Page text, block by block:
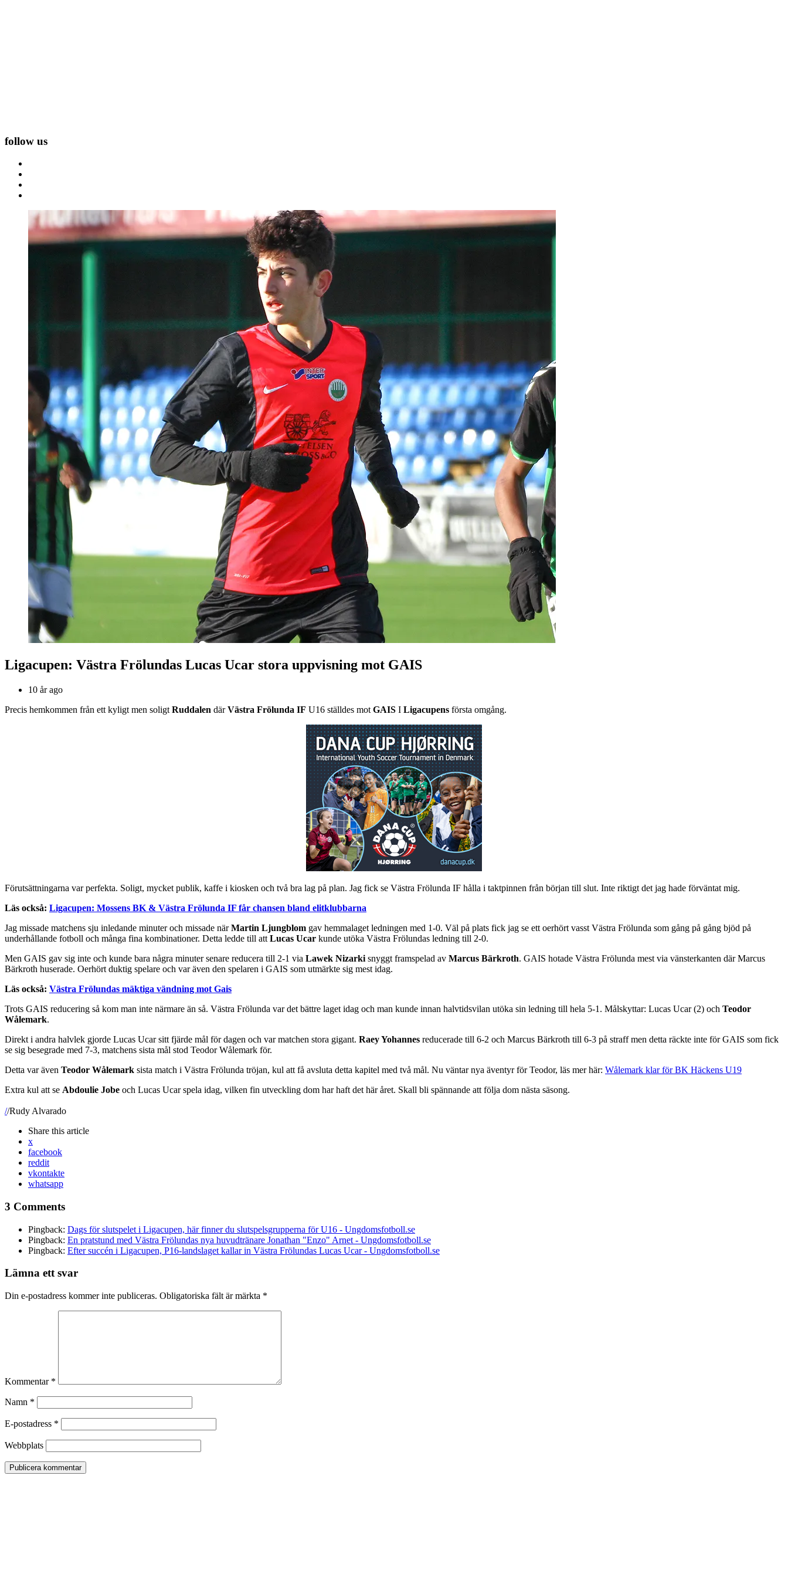
follow us
Ligacupen: Västra Frölundas Lucas Ucar stora uppvisning mot GAIS
10 år ago
Precis hemkommen från ett kyligt men soligt Ruddalen därVästra Frölunda IF U16 ställdes mot GAIS I Ligacupens första omgång.
Förutsättningarna var perfekta. Soligt, mycket publik, kaffe i kiosken och två bra lag på plan. Jag fick se Västra Frölunda IF hålla i taktpinnen från början till slut. Inte riktigt det jag hade förväntat mig.
Läs också: Ligacupen: Mossens BK & Västra Frölunda IF får chansen bland elitklubbarna
Jag missade matchens sju inledande minuter och missade närMartin Ljungblom gav hemmalaget ledningen med 1-0. Väl på plats fick jag se ett oerhört vasst Västra Frölunda som gång på gång bjöd på
underhållande fotboll och många fina kombinationer. Detta ledde till att Lucas Ucar kunde utöka Västra Frölundas ledning till 2-0.
Men GAIS gav sig inte och kunde bara några minuter senare reducera till 2-1 via Lawek Nizarki snyggt framspelad av Marcus Bärkroth. GAIS hotade Västra Frölunda mest via vänsterkanten där Marcus
Bärkroth huserade. Oerhört duktig spelare och var även den spelaren i GAIS som utmärkte sig mest idag.
Läs också: Västra Frölundas mäktiga vändning mot Gais
Trots GAIS reducering så kom man inte närmare än så. Västra Frölunda var det bättre laget idag och man kunde innan halvtidsvilan utöka sin ledning till hela 5-1. Målskyttar: Lucas Ucar (2) och Teodor
Wålemark.
Direkt i andra halvlek gjorde Lucas Ucar sitt fjärde mål för dagen och var matchen stora gigant. Raey Yohannes reducerade till 6-2 och Marcus Bärkroth till 6-3 på straff men detta räckte inte för GAIS som fick
se sig besegrade med 7-3, matchens sista mål stod Teodor Wålemark för.
Detta var även Teodor Wålemark sista match i Västra Frölunda tröjan, kul att få avsluta detta kapitel med två mål. Nu väntar nya äventyr för Teodor, läs mer här: Wålemark klar för BK Häckens U19
Extra kul att se Abdoulie Jobe och Lucas Ucar spela idag, vilken fin utveckling dom har haft det här året. Skall bli spännande att följa dom nästa säsong.
//Rudy Alvarado
Share this article
x
facebook
reddit
vkontakte
whatsapp
3 Comments
Pingback: Dags för slutspelet i Ligacupen, här finner du slutspelsgrupperna för U16 - Ungdomsfotboll.se
Pingback: En pratstund med Västra Frölundas nya huvudtränare Jonathan "Enzo" Arnet - Ungdomsfotboll.se
Pingback: Efter succén i Ligacupen, P16-landslaget kallar in Västra Frölundas Lucas Ucar - Ungdomsfotboll.se
Lämna ett svar
Din e-postadress kommer inte publiceras. Obligatoriska fält är märkta *
Kommentar *
Namn *
E-postadress *
Webbplats